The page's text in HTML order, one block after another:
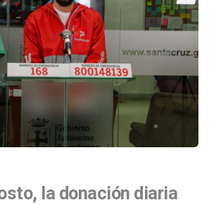
la donación diaria